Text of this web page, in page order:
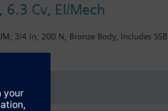
6.3 Cv, El/Mech
3/4 In, 200 N, Bronze Body, Includes